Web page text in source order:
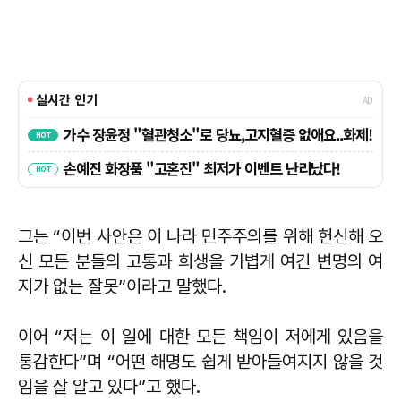
그는 “이번 사안은 이 나라 민주주의를 위해 헌신해 오
신 모든 분들의 고통과 희생을 가볍게 여긴 변명의 여
지가 없는 잘못”이라고 말했다.
이어 “저는 이 일에 대한 모든 책임이 저에게 있음을
통감한다”며 “어떤 해명도 쉽게 받아들여지지 않을 것
임을 잘 알고 있다”고 했다.